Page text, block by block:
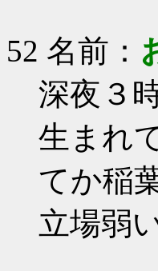
52 名前：
深夜３
生まれ
てか稲
立場弱